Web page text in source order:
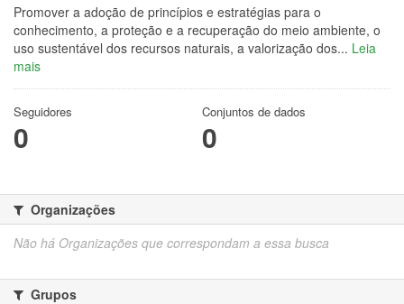
Promover a adoção de princípios e estratégias para o
conhecimento, a proteção e a recuperação do meio ambiente, o
uso sustentável dos recursos naturais, a valorização dos... Leia
mais
Seguidores
0
Conjuntos de dados
0
Organizações
Não há Organizações que correspondam a essa busca
Grupos